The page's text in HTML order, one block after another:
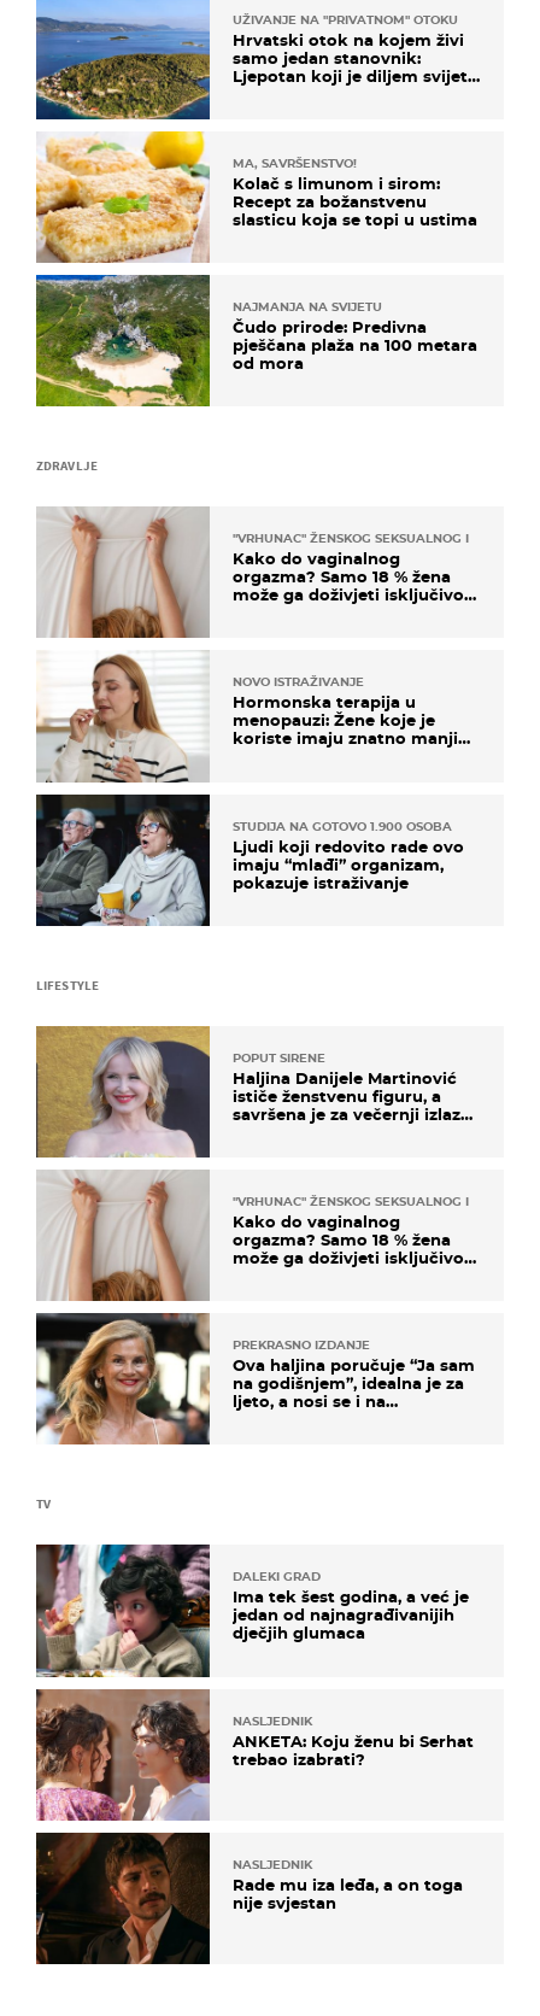
ZDRAVLJE
"VRHUNAC" ŽENSKOG SEKSUALNOG ISKUSTVA
Kako do vaginalnog
orgazma? Samo 18 % žena
može ga doživjeti isključivo
NOVO ISTRAŽIVANJE
Hormonska terapija u
menopauzi: Žene koje je
koriste imaju znatno manji
STUDIJA NA GOTOVO 1.900 OSOBA
Ljudi koji redovito rade ovo
imaju “mlađi” organizam,
pokazuje istraživanje
TV
DALEKI GRAD
Ima tek šest godina, a već je
jedan od najnagrađivanijih
dječjih glumaca
NASLJEDNIK
ANKETA: Koju ženu bi Serhat
trebao izabrati?
NASLJEDNIK
Rade mu iza leđa, a on toga
nije svjestan
UŽIVANJE NA "PRIVATNOM" OTOKU
Hrvatski otok na kojem živi
samo jedan stanovnik:
Ljepotan koji je diljem svijeta
MA, SAVRŠENSTVO!
Kolač s limunom i sirom:
Recept za božanstvenu
slasticu koja se topi u ustima
NAJMANJA NA SVIJETU
Čudo prirode: Predivna
pješčana plaža na 100 metara
od mora
LIFESTYLE
POPUT SIRENE
Haljina Danijele Martinović
ističe ženstvenu figuru, a
savršena je za večernji izlazak
"VRHUNAC" ŽENSKOG SEKSUALNOG ISKUSTVA
Kako do vaginalnog
orgazma? Samo 18 % žena
može ga doživjeti isključivo
PREKRASNO IZDANJE
Ova haljina poručuje “Ja sam
na godišnjem”, idealna je za
ljeto, a nosi se i na